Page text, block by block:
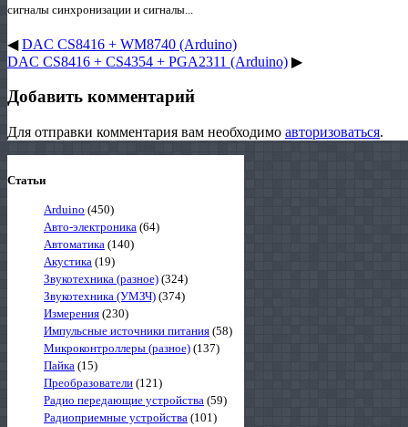
сигналы синхронизации и сигналы...
◀DAC CS8416 + WM8740 (Arduino)
DAC CS8416 + CS4354 + PGA2311 (Arduino) ▶
Добавить комментарий
Для отправки комментария вам необходимо авторизоваться.
Статьи
Arduino (450)
Авто-электроника (64)
Автоматика (140)
Акустика (19)
Звукотехника (разное) (324)
Звукотехника (УМЗЧ) (374)
Измерения (230)
Импульсные источники питания (58)
Микроконтроллеры (разное) (137)
Пайка (15)
Преобразователи (121)
Радио передающие устройства (59)
Радиоприемные устройства (101)